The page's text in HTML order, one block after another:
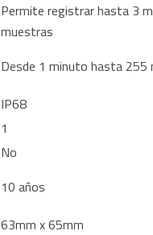
Permite registrar hasta 3
muestras
Desde 1 minuto hasta 255
IP68
1
No
10 años
63mm x 65mm